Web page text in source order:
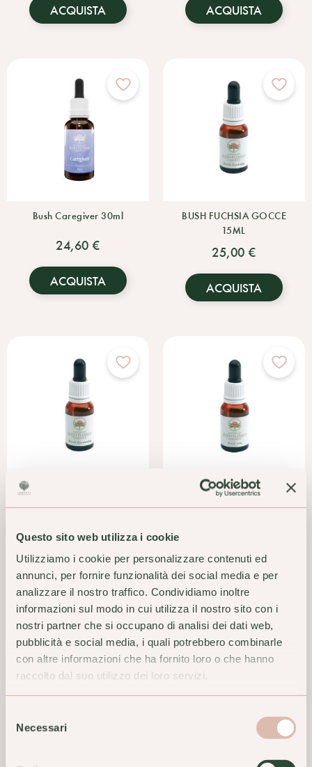
Questo sito web utilizza i cookie
Utilizziamo i cookie per personalizzare contenuti ed
annunci, per fornire funzionalità dei social media e per
analizzare il nostro traffico. Condividiamo inoltre
informazioni sul modo in cui utilizza il nostro sito con i
nostri partner che si occupano di analisi dei dati web,
pubblicità e social media, i quali potrebbero combinarle
con altre informazioni che ha fornito loro o che hanno
raccolto dal suo utilizzo dei loro servizi.
delNecessari
ACQUISTA ACQUISTA
Bush Caregiver 30ml
24,60 €
ACQUISTA
BUSH FUCHSIA GOCCE
15ML
25,00 €
ACQUISTA
Bush Gardenia Gocce 15ml
ACQUISTA
Bush Iris Fiori Australiani
Gocce 15ml
ACQUISTA